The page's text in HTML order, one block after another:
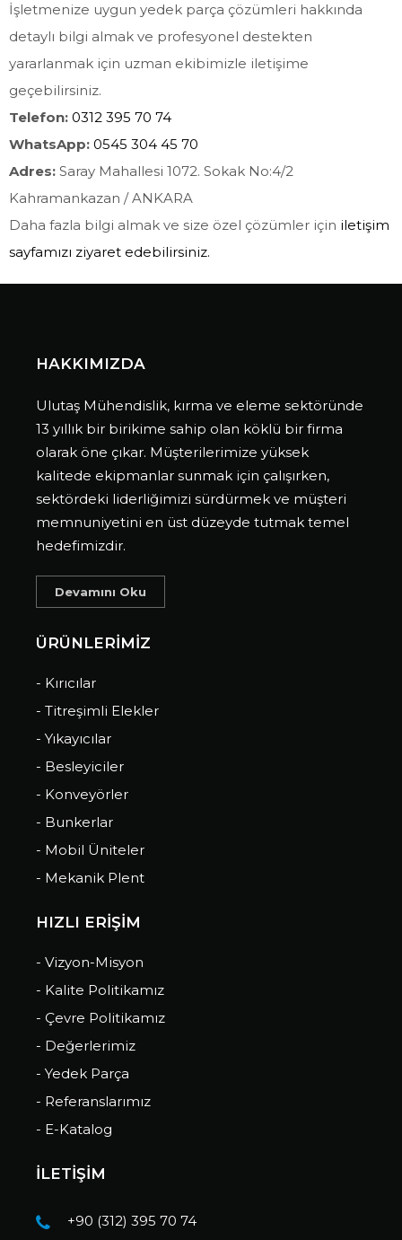
İşletmenize uygun yedek parça çözümleri hakkında
detaylı bilgi almak ve profesyonel destekten
yararlanmak için uzman ekibimizle iletişime
geçebilirsiniz.
Telefon: 0312 395 70 74
WhatsApp: 0545 304 45 70
Adres: Saray Mahallesi 1072. Sokak No:4/2
Kahramankazan / ANKARA
Daha fazla bilgi almak ve size özel çözümler için iletişim
sayfamızı ziyaret edebilirsiniz.
HAKKIMIZDA
Ulutaş Mühendislik, kırma ve eleme sektöründe
13 yıllık bir birikime sahip olan köklü bir firma
olarak öne çıkar. Müşterilerimize yüksek
kalitede ekipmanlar sunmak için çalışırken,
sektördeki liderliğimizi sürdürmek ve müşteri
memnuniyetini en üst düzeyde tutmak temel
hedefimizdir.
Devamını Oku
ÜRÜNLERİMİZ
- Kırıcılar
- Titreşimli Elekler
- Yıkayıcılar
- Besleyiciler
- Konveyörler
- Bunkerlar
- Mobil Üniteler
- Mekanik Plent
HIZLI ERİŞİM
- Vizyon-Misyon
- Kalite Politikamız
- Çevre Politikamız
- Değerlerimiz
- Yedek Parça
- Referanslarımız
- E-Katalog
İLETİŞİM
+90 (312) 395 70 74